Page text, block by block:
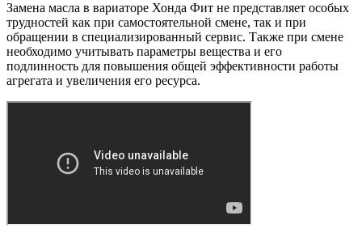
Замена масла в вариаторе Хонда Фит не представляет особых
трудностей как при самостоятельной смене, так и при
обращении в специализированный сервис. Также при смене
необходимо учитывать параметры вещества и его
подлинность для повышения общей эффективности работы
агрегата и увеличения его ресурса.